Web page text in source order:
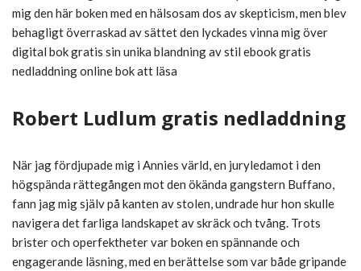
mig den här boken med en hälsosam dos av skepticism, men blev
behagligt överraskad av sättet den lyckades vinna mig över
digital bok gratis sin unika blandning av stil ebook gratis
nedladdning online bok att läsa
Robert Ludlum gratis nedladdning
När jag fördjupade mig i Annies värld, en juryledamot i den
högspända rättegången mot den ökända gangstern Buffano,
fann jag mig själv på kanten av stolen, undrade hur hon skulle
navigera det farliga landskapet av skräck och tvång. Trots
brister och operfektheter var boken en spännande och
engagerande läsning, med en berättelse som var både gripande